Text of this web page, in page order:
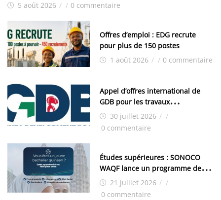
5 août 2026 / / 0 commentaire
Offres d’emploi : EDG recrute
pour plus de 150 postes
1 août 2026 / / 0 commentaire
Appel d’offres international de
GDB pour les travaux
d’aménagement de la zone
industrielle de FANDJE (PAZIF)
30 juillet 2026 / /
0 commentaire
Études supérieures : SONOCO
WAQF lance un programme de
bourses pour la Malaisie
21 juillet 2026 / /
0 commentaire